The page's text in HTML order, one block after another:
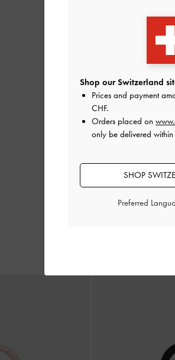
Shop our Switzerland
Prices and payment
CHF.
Orders placed on
only be delivered
SHOP
Preferred